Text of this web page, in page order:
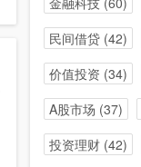
民间借贷 (42)
价值投资 (34)
A股市场 (37)
投资理财 (42)